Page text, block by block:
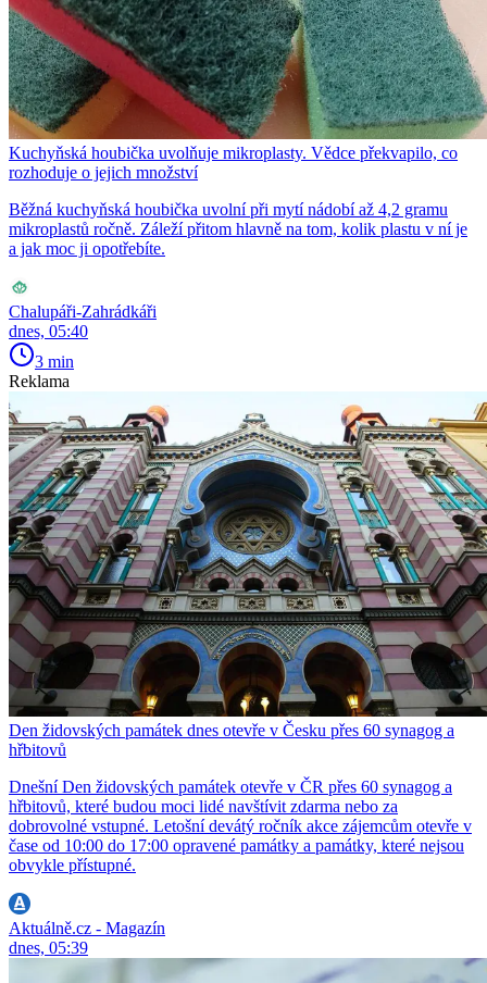
Kuchyňská houbička uvolňuje mikroplasty. Vědce překvapilo, co
rozhoduje o jejich množství
Běžná kuchyňská houbička uvolní při mytí nádobí až 4,2 gramu
mikroplastů ročně. Záleží přitom hlavně na tom, kolik plastu v ní je
a jak moc ji opotřebíte.
Chalupáři-Zahrádkáři
dnes, 05:40
3 min
Reklama
Den židovských památek dnes otevře v Česku přes 60 synagog a
hřbitovů
Dnešní Den židovských památek otevře v ČR přes 60 synagog a
hřbitovů, které budou moci lidé navštívit zdarma nebo za
dobrovolné vstupné. Letošní devátý ročník akce zájemcům otevře v
čase od 10:00 do 17:00 opravené památky a památky, které nejsou
obvykle přístupné.
Aktuálně.cz - Magazín
dnes, 05:39